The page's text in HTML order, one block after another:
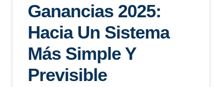
Ganancias 2025:
Hacia Un Sistema
Más Simple Y
Previsible